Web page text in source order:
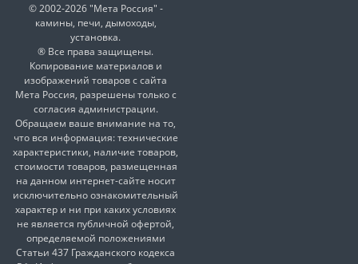
© 2002-2026 "Мета Россия" -
камины, печи, дымоходы,
установка.
® Все права защищены.
Копирование материалов и
изображений товаров с сайта
Мета Россия, разрешены только с
согласия администрации.
Обращаем ваше внимание на то,
что вся информация: технические
характеристики, наличие товаров,
стоимости товаров, размещенная
на данном интернет-сайте носит
исключительно ознакомительный
характер и ни при каких условиях
не является публичной офертой,
определяемой положениями
Статьи 437 Гражданского кодекса